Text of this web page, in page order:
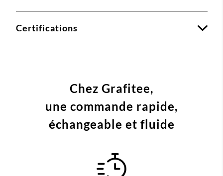
Certifications
Chez Grafitee,
une commande rapide,
échangeable et fluide